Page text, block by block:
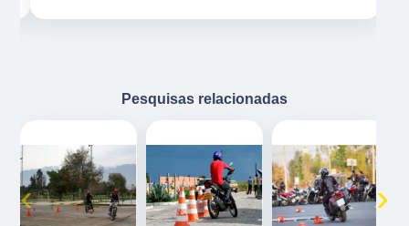
Pesquisas relacionadas
‹ ›